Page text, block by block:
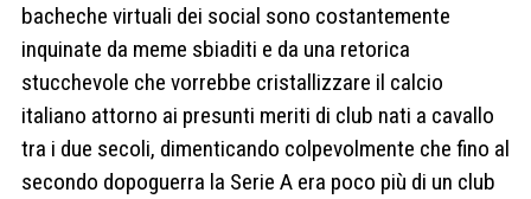
bacheche virtuali dei social sono costantemente
inquinate da meme sbiaditi e da una retorica
stucchevole che vorrebbe cristallizzare il calcio
italiano attorno ai presunti meriti di club nati a cavallo
tra i due secoli, dimenticando colpevolmente che fino al
secondo dopoguerra la Serie A era poco più di un club